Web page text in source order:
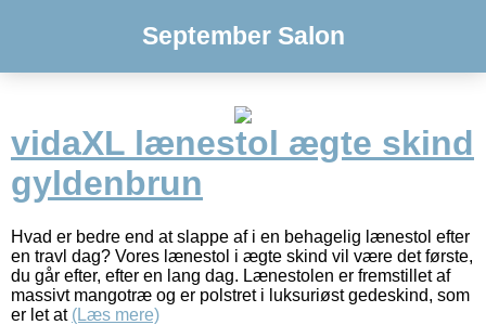
September Salon
vidaXL lænestol ægte skind
gyldenbrun
Hvad er bedre end at slappe af i en behagelig lænestol efter
en travl dag? Vores lænestol i ægte skind vil være det første,
du går efter, efter en lang dag. Lænestolen er fremstillet af
massivt mangotræ og er polstret i luksuriøst gedeskind, som
er let at (Læs mere)